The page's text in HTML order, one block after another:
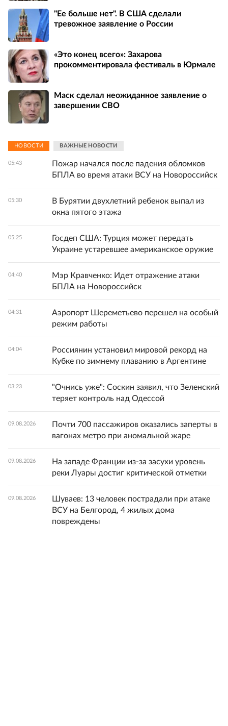
"Ее больше нет". В США сделали
тревожное заявление о России
«Это конец всего»: Захарова
прокомментировала фестиваль в Юрмале
Маск сделал неожиданное заявление о
завершении СВО
НОВОСТИ ВАЖНЫЕ НОВОСТИ
05:43
Пожар начался после падения обломков
БПЛА во время атаки ВСУ на Новороссийск
05:30
В Бурятии двухлетний ребенок выпал из
окна пятого этажа
05:25
Госдеп США: Турция может передать
Украине устаревшее американское оружие
04:40
Мэр Кравченко: Идет отражение атаки
БПЛА на Новороссийск
04:31
Аэропорт Шереметьево перешел на особый
режим работы
04:04
Россиянин установил мировой рекорд на
Кубке по зимнему плаванию в Аргентине
03:23
"Очнись уже": Соскин заявил, что Зеленский
теряет контроль над Одессой
09.08.2026
Почти 700 пассажиров оказались заперты в
вагонах метро при аномальной жаре
09.08.2026
На западе Франции из-за засухи уровень
реки Луары достиг критической отметки
09.08.2026
Шуваев: 13 человек пострадали при атаке
ВСУ на Белгород, 4 жилых дома
повреждены